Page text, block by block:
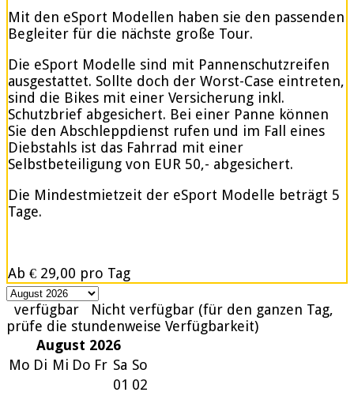
Mit den eSport Modellen haben sie den passenden
Begleiter für die nächste große Tour.
Die eSport Modelle sind mit Pannenschutzreifen
ausgestattet. Sollte doch der Worst-Case eintreten,
sind die Bikes mit einer Versicherung inkl.
Schutzbrief abgesichert. Bei einer Panne können
Sie den Abschleppdienst rufen und im Fall eines
Diebstahls ist das Fahrrad mit einer
Selbstbeteiligung von EUR 50,- abgesichert.
Die Mindestmietzeit der eSport Modelle beträgt 5
Tage.
Ab € 29,00 pro Tag
verfügbar
Nicht verfügbar (für den ganzen Tag,
prüfe die stundenweise Verfügbarkeit)
August 2026
Mo Di Mi Do Fr Sa So
01 02